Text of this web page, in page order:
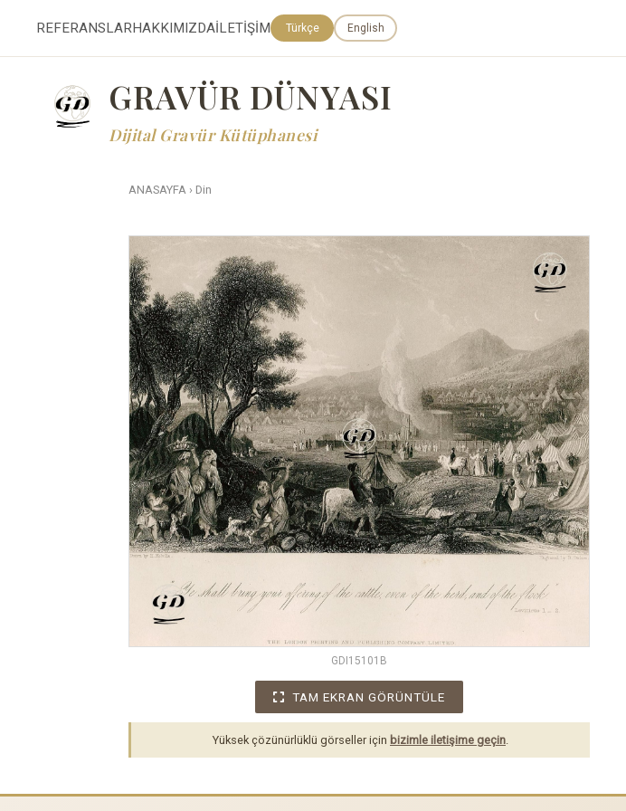
REFERANSLARHAKKIMIZDAİLETİŞİM Türkçe English
GRAVÜR DÜNYASI
Dijital Gravür Kütüphanesi
ANASAYFA › Din
GDI15101B
TAM EKRAN GÖRÜNTÜLE
Yüksek çözünürlüklü görseller için bizimle iletişime geçin.